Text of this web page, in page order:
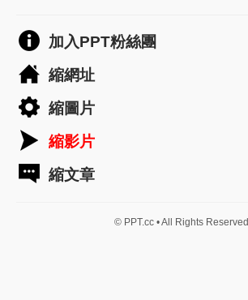
加入PPT粉絲團
縮網址
縮圖片
縮影片
縮文章
© PPT.cc • All Rights Reserved